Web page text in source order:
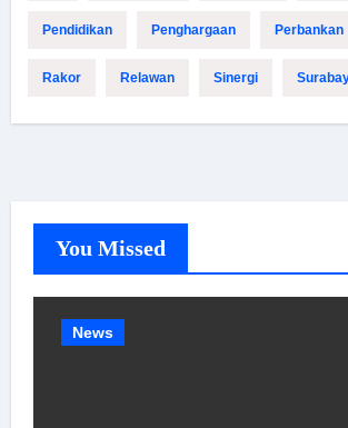
Pendidikan Penghargaan Perbankan
Rakor Relawan Sinergi
You Missed
News